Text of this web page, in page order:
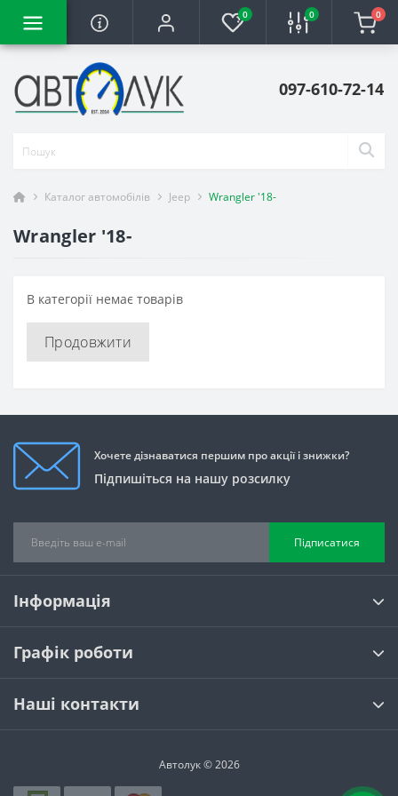
0 0 0
097-610-72-14
Каталог автомобілів Jeep Wrangler '18-
Wrangler '18-
В категорії немає товарів
Продовжити
Хочете дізнаватися першим про акції і знижки?
Підпишіться на нашу розсилку
Підписатися
Інформація
Графік роботи
Наші контакти
Автолук © 2026